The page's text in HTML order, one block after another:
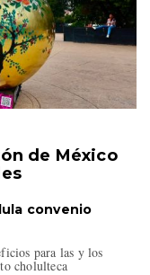
de México
convenio
para las y los
cholulteca